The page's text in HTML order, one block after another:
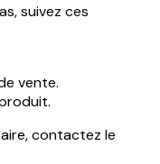
suivez ces
vente.
contactez le